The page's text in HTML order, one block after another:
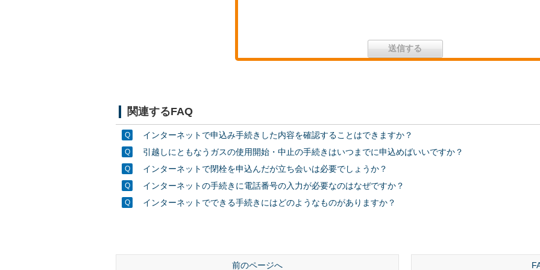
関連するFAQ
インターネットで申込み手続きした内容を確認することはできますか？
引越しにともなうガスの使用開始・中止の手続きはいつまでに申込めばいいですか？
インターネットで閉栓を申込んだが立ち会いは必要でしょうか？
インターネットの手続きに電話番号の入力が必要なのはなぜですか？
インターネットでできる手続きにはどのようなものがありますか？
前のページへ